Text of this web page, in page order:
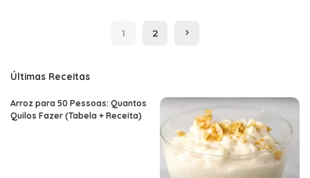
1 2
Últimas Receitas
Arroz para 50 Pessoas: Quantos
Quilos Fazer (Tabela + Receita)